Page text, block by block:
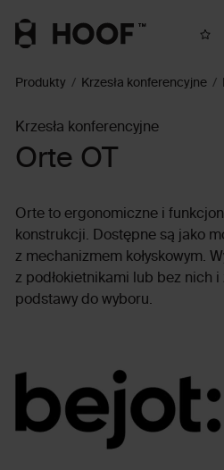
Produkty Krzesła konferencyjne
Krzesła konferencyjne
Orte OT
Orte to ergonomiczne i
konstrukcji. Dostępne są jako
z mechanizmem kołyskowym.
z podłokietnikami lub bez nich
podstawy do wyboru.